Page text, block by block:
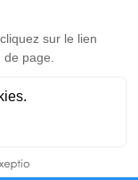
décès 67